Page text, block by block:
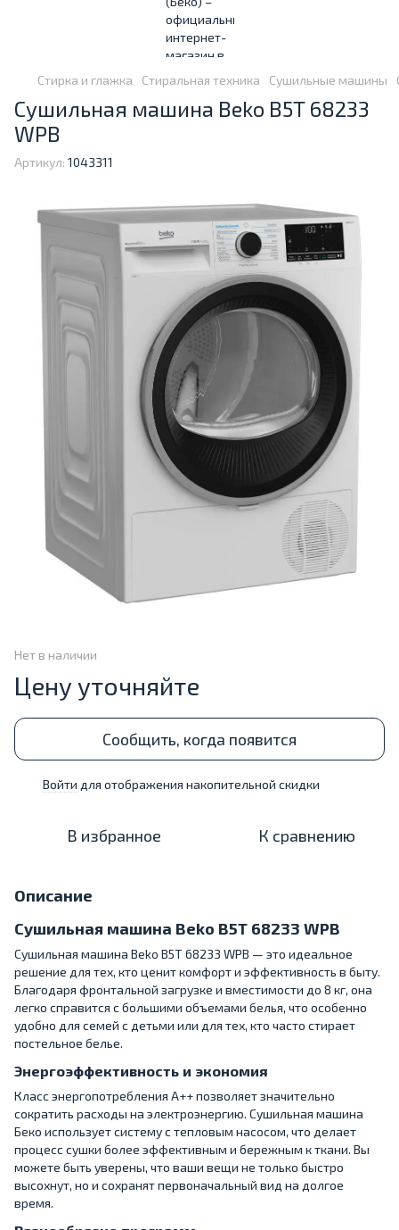
Стирка и глажка Стиральная техника Сушильные машины
Сушильная машина Beko B5T 68233
WPB
Артикул: 1043311
Нет в наличии
Цену уточняйте
Сообщить, когда появится
Войти для отображения накопительной скидки
В избранное К сравнению
Описание
Сушильная машина Beko B5T 68233 WPB
Сушильная машина Beko B5T 68233 WPB — это идеальное
решение для тех, кто ценит комфорт и эффективность в быту.
Благодаря фронтальной загрузке и вместимости до 8 кг, она
легко справится с большими объемами белья, что особенно
удобно для семей с детьми или для тех, кто часто стирает
постельное белье.
Энергоэффективность и экономия
Класс энергопотребления A++ позволяет значительно
сократить расходы на электроэнергию. Сушильная машина
Беко использует систему с тепловым насосом, что делает
процесс сушки более эффективным и бережным к ткани. Вы
можете быть уверены, что ваши вещи не только быстро
высохнут, но и сохранят первоначальный вид на долгое
время.